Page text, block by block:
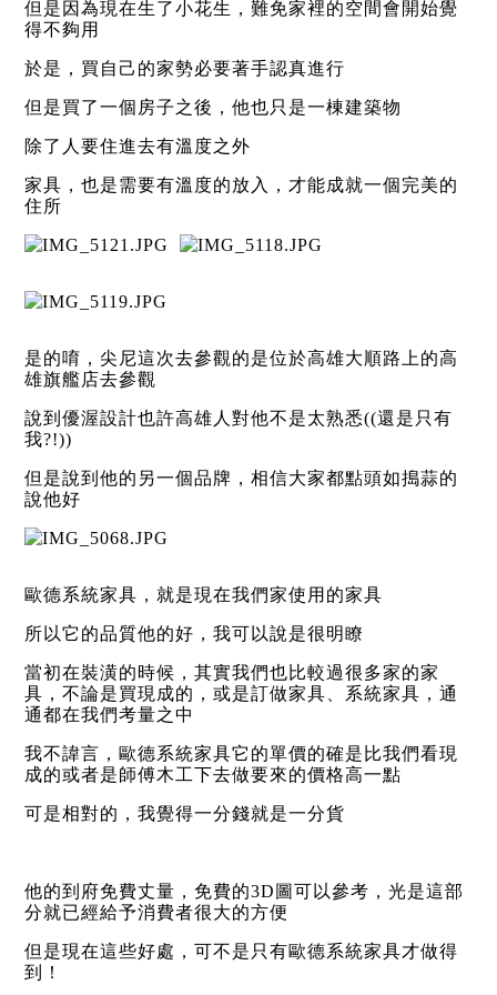
但是因為現在生了小花生，難免家裡的空間會開始覺
得不夠用
於是，買自己的家勢必要著手認真進行
但是買了一個房子之後，他也只是一棟建築物
除了人要住進去有溫度之外
家具，也是需要有溫度的放入，才能成就一個完美的
住所
是的唷，尖尼這次去參觀的是位於高雄大順路上的高
雄旗艦店去參觀
說到優渥設計也許高雄人對他不是太熟悉((還是只有
我?!))
但是說到他的另一個品牌，相信大家都點頭如搗蒜的
說他好
歐德系統家具，就是現在我們家使用的家具
所以它的品質他的好，我可以說是很明瞭
當初在裝潢的時候，其實我們也比較過很多家的家
具，不論是買現成的，或是訂做家具、系統家具，通
通都在我們考量之中
我不諱言，歐德系統家具它的單價的確是比我們看現
成的或者是師傅木工下去做要來的價格高一點
可是相對的，我覺得一分錢就是一分貨
他的到府免費丈量，免費的3D圖可以參考，光是這部
分就已經給予消費者很大的方便
但是現在這些好處，可不是只有歐德系統家具才做得
到！